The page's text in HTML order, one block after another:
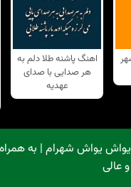
اهنگ پاشنه طلا دلم به
هر صدایی با صدای
عهدیه
یواش یواش شهرام | به
عالی